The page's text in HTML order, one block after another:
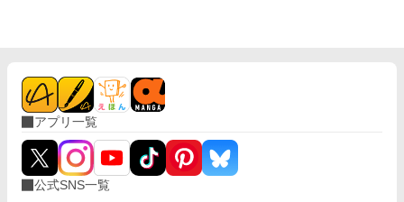
アプリ一覧
公式SNS一覧